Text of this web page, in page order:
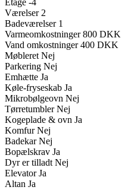
Etage -4
Værelser 2
Badeværelser 1
Varmeomkostninger 800 DKK
Vand omkostninger 400 DKK
Møbleret Nej
Parkering Nej
Emhætte Ja
Køle-fryseskab Ja
Mikrobølgeovn Nej
Tørretumbler Nej
Kogeplade & ovn Ja
Komfur Nej
Badekar Nej
Bopælskrav Ja
Dyr er tilladt Nej
Elevator Ja
Altan Ja